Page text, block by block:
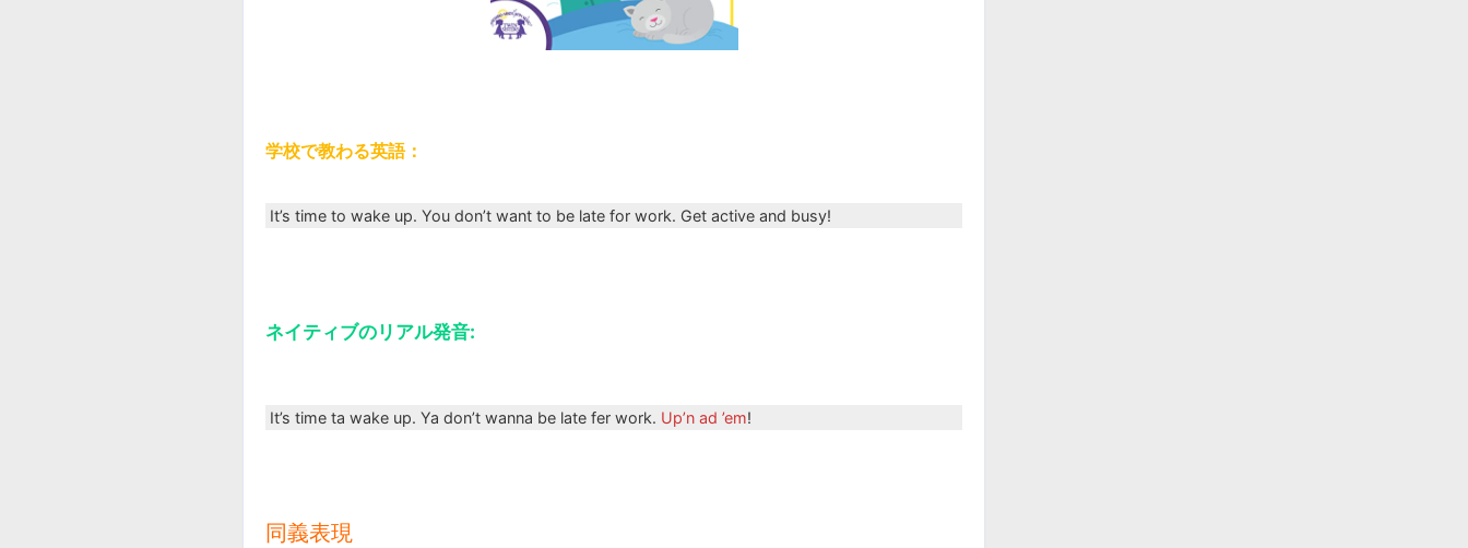
学校で教わる英語：
It’s time to wake up. You don’t want to be late for work. Get active and busy!
ネイティブのリアル発音:
It’s time ta wake up. Ya don’t wanna be late fer work. Up’n ad ’em!
同義表現